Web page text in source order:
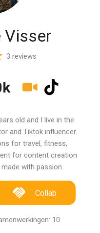
Visser
3 reviews
old and I live in the
and Tiktok influencer.
for travel, fitness,
for content creation
with passion.
Collab
10